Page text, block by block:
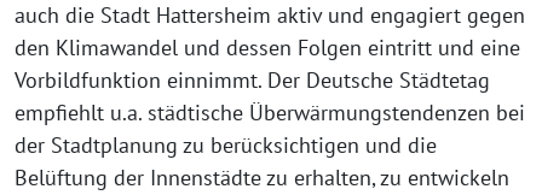
auch die Stadt Hattersheim aktiv und engagiert gegen
den Klimawandel und dessen Folgen eintritt und eine
Vorbildfunktion einnimmt. Der Deutsche Städtetag
empfiehlt u.a. städtische Überwärmungstendenzen bei
der Stadtplanung zu berücksichtigen und die
Belüftung der Innenstädte zu erhalten, zu entwickeln